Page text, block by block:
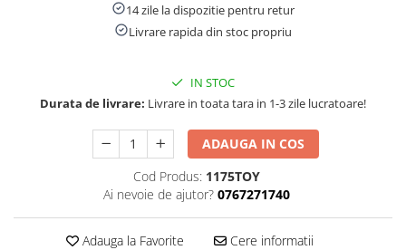
14 zile la dispozitie pentru retur
Livrare rapida din stoc propriu
IN STOC
Durata de livrare: Livrare in toata tara in 1-3 zile lucratoare!
ADAUGA IN COS
Cod Produs: 1175TOY
Ai nevoie de ajutor? 0767271740
Adauga la Favorite Cere informatii